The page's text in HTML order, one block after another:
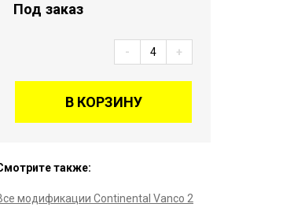
Под заказ
- +
В КОРЗИНУ
также:
модификации Continental Vanco 2